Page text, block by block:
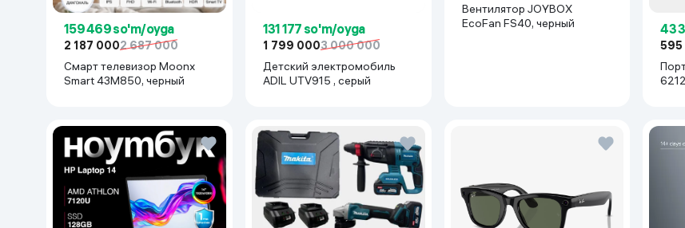
159 469 so'm/oyga
2 187 0002 687 000
Смарт телевизор Moonx
Smart 43M850, черный
131 177 so'm/oyga
1 799 0003 000 000
Детский электромобиль
ADIL UTV915 , серый
Вентилятор JOYBOX
EcoFan FS40, черный
43